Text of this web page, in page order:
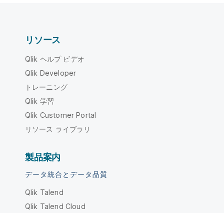
リソース
Qlik ヘルプ ビデオ
Qlik Developer
トレーニング
Qlik 学習
Qlik Customer Portal
リソース ライブラリ
製品案内
データ統合とデータ品質
Qlik Talend
Qlik Talend Cloud